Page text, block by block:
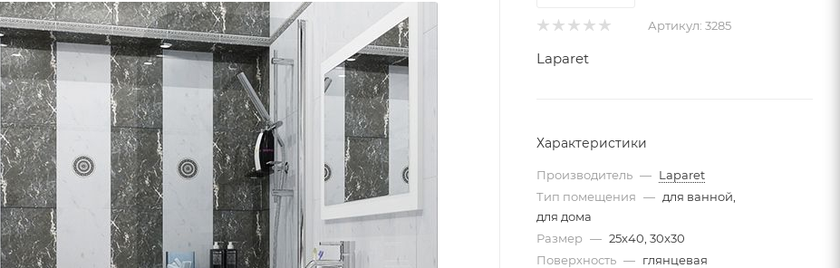
Артикул: 3285
Laparet
Характеристики
Производитель — Laparet
Тип помещения — для ванной,
для дома
Размер — 25x40, 30x30
Поверхность — глянцевая